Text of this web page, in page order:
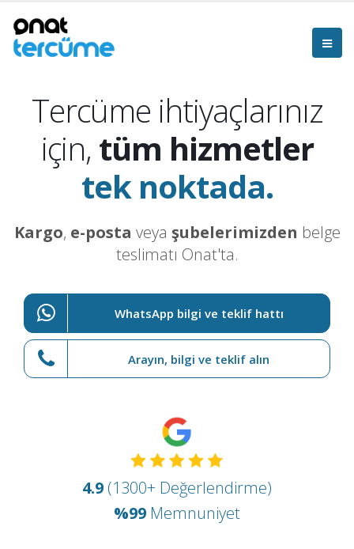
Tercüme ihtiyaçlarınız
için, tüm hizmetler
tek noktada.
Kargo, e-posta veya şubelerimizden belge
teslimatı Onat'ta.
WhatsApp bilgi ve teklif hattı
Arayın, bilgi ve teklif alın
4.9 (1300+ Değerlendirme)
%99 Memnuniyet